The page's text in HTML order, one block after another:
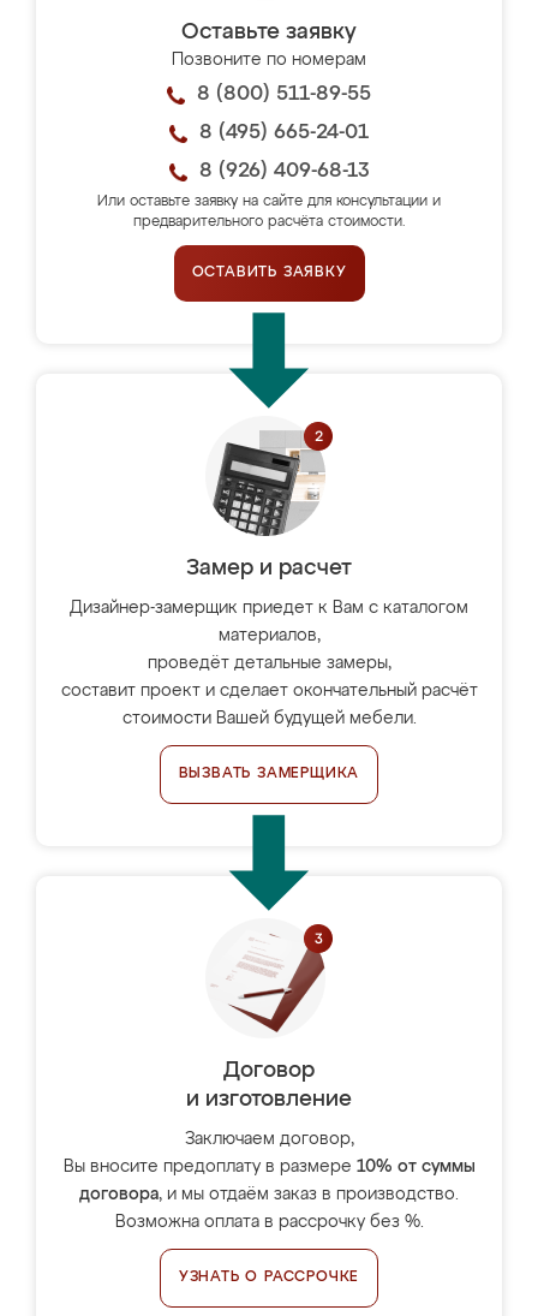
Оставьте заявку
Позвоните по номерам
8 (800) 511-89-55
8 (495) 665-24-01
8 (926) 409-68-13
Или оставьте заявку на сайте для консультации и
предварительного расчёта стоимости.
ОСТАВИТЬ ЗАЯВКУ
Замер и расчет
Дизайнер-замерщик приедет к Вам с каталогом
материалов,
проведёт детальные замеры,
составит проект и сделает окончательный расчёт
стоимости Вашей будущей мебели.
ВЫЗВАТЬ ЗАМЕРЩИКА
Договор
и изготовление
Заключаем договор,
Вы вносите предоплату в размере 10% от суммы
договора, и мы отдаём заказ в производство.
Возможна оплата в рассрочку без %.
УЗНАТЬ О РАССРОЧКЕ